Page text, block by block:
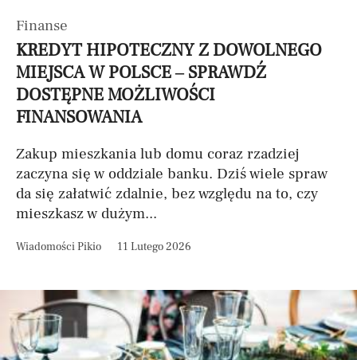
Finanse
KREDYT HIPOTECZNY Z DOWOLNEGO
MIEJSCA W POLSCE – SPRAWDŹ
DOSTĘPNE MOŻLIWOŚCI
FINANSOWANIA
Zakup mieszkania lub domu coraz rzadziej
zaczyna się w oddziale banku. Dziś wiele spraw
da się załatwić zdalnie, bez względu na to, czy
mieszkasz w dużym...
Wiadomości Pikio 11 Lutego 2026